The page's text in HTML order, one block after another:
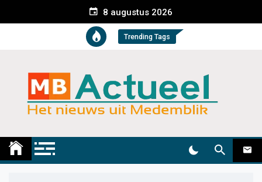
e
t
8 augustus 2026
Trending Tags
Medemblik Actueel